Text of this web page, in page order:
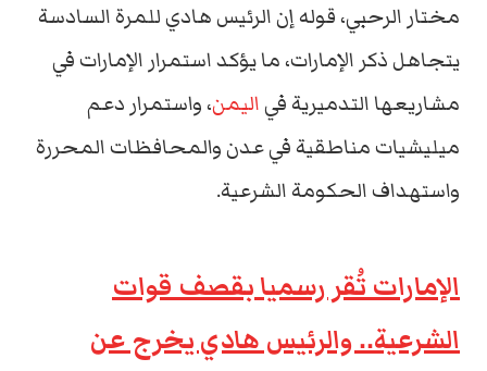
مختار الرحبي، قوله إن الرئيس هادي للمرة السادسة
يتجاهل ذكر الإمارات، ما يؤكد استمرار الإمارات في
مشاريعها التدميرية فياليمن، واستمرار دعم
ميليشيات مناطقية في عدن والمحافظات المحررة
واستهداف الحكومة الشرعية.
الإمارات تُقر رسميا بقصف قوات
الشرعية.. والرئيس هادي يخرج عن